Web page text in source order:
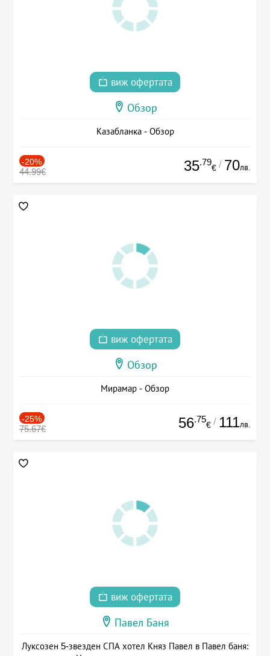
виж офертата
Обзор
Казабланка - Обзор
-20%
44.99€ 35.79
€ / 70лв.
виж офертата
Обзор
Мирамар - Обзор
-25%
75.67€ 56.75
€ / 111лв.
виж офертата
Павел Баня
Луксозен 5-звезден СПА хотел Княз Павел в Павел баня: